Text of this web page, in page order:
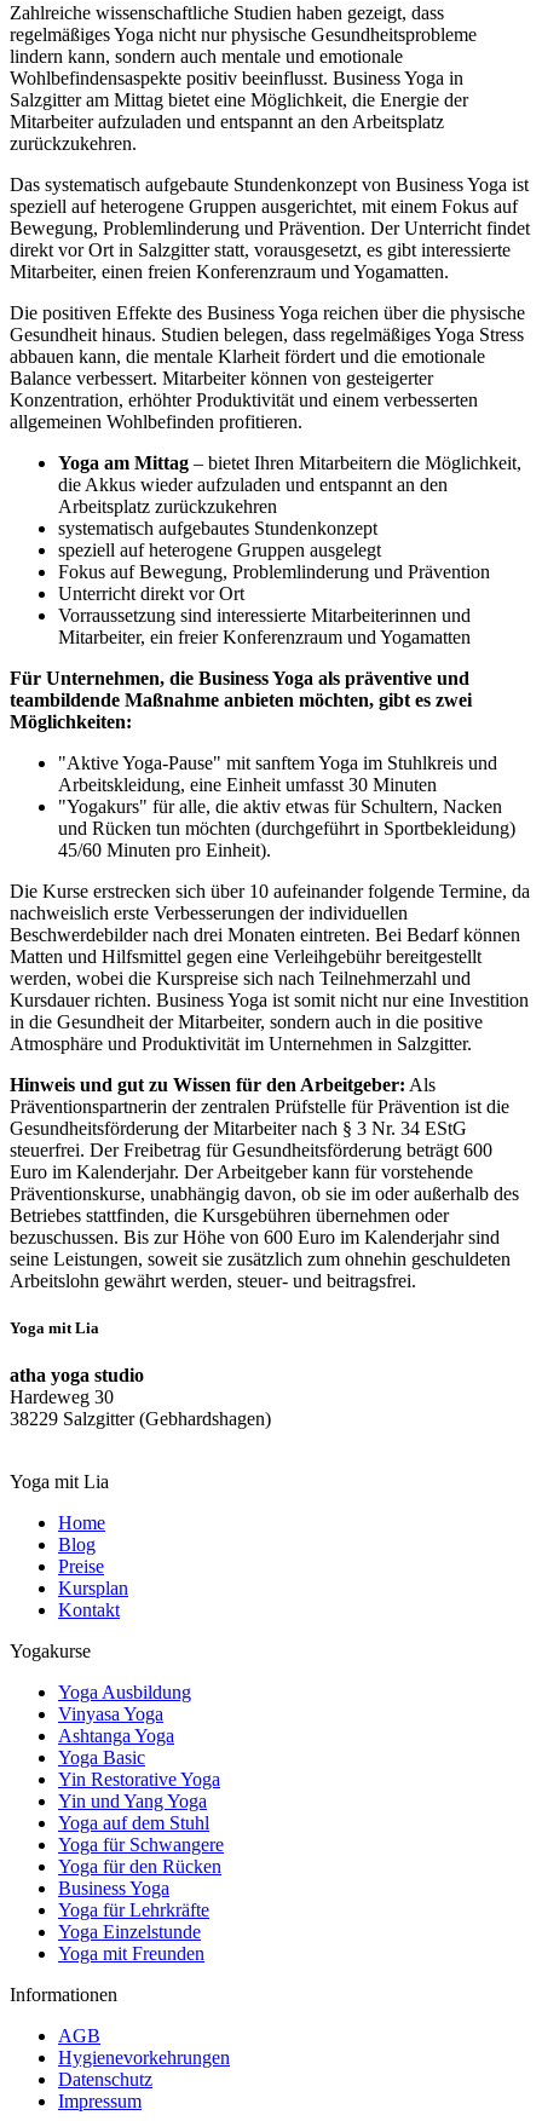
Zahlreiche wissenschaftliche Studien haben gezeigt, dass
regelmäßiges Yoga nicht nur physische Gesundheitsprobleme
lindern kann, sondern auch mentale und emotionale
Wohlbefindensaspekte positiv beeinflusst. Business Yoga in
Salzgitter am Mittag bietet eine Möglichkeit, die Energie der
Mitarbeiter aufzuladen und entspannt an den Arbeitsplatz
zurückzukehren.
Das systematisch aufgebaute Stundenkonzept von Business Yoga ist
speziell auf heterogene Gruppen ausgerichtet, mit einem Fokus auf
Bewegung, Problemlinderung und Prävention. Der Unterricht findet
direkt vor Ort in Salzgitter statt, vorausgesetzt, es gibt interessierte
Mitarbeiter, einen freien Konferenzraum und Yogamatten.
Die positiven Effekte des Business Yoga reichen über die physische
Gesundheit hinaus. Studien belegen, dass regelmäßiges Yoga Stress
abbauen kann, die mentale Klarheit fördert und die emotionale
Balance verbessert. Mitarbeiter können von gesteigerter
Konzentration, erhöhter Produktivität und einem verbesserten
allgemeinen Wohlbefinden profitieren.
Yoga am Mittag – bietet Ihren Mitarbeitern die Möglichkeit,
die Akkus wieder aufzuladen und entspannt an den
Arbeitsplatz zurückzukehren
systematisch aufgebautes Stundenkonzept
speziell auf heterogene Gruppen ausgelegt
Fokus auf Bewegung, Problemlinderung und Prävention
Unterricht direkt vor Ort
Vorraussetzung sind interessierte Mitarbeiterinnen und
Mitarbeiter, ein freier Konferenzraum und Yogamatten
Für Unternehmen, die Business Yoga als präventive und
teambildende Maßnahme anbieten möchten, gibt es zwei
Möglichkeiten:
"Aktive Yoga-Pause" mit sanftem Yoga im Stuhlkreis und
Arbeitskleidung, eine Einheit umfasst 30 Minuten
"Yogakurs" für alle, die aktiv etwas für Schultern, Nacken
und Rücken tun möchten (durchgeführt in Sportbekleidung)
45/60 Minuten pro Einheit).
Die Kurse erstrecken sich über 10 aufeinander folgende Termine, da
nachweislich erste Verbesserungen der individuellen
Beschwerdebilder nach drei Monaten eintreten. Bei Bedarf können
Matten und Hilfsmittel gegen eine Verleihgebühr bereitgestellt
werden, wobei die Kurspreise sich nach Teilnehmerzahl und
Kursdauer richten. Business Yoga ist somit nicht nur eine Investition
in die Gesundheit der Mitarbeiter, sondern auch in die positive
Atmosphäre und Produktivität im Unternehmen in Salzgitter.
Hinweis und gut zu Wissen für den Arbeitgeber: Als
Präventionspartnerin der zentralen Prüfstelle für Prävention ist die
Gesundheitsförderung der Mitarbeiter nach § 3 Nr. 34 EStG
steuerfrei. Der Freibetrag für Gesundheitsförderung beträgt 600
Euro im Kalenderjahr. Der Arbeitgeber kann für vorstehende
Präventionskurse, unabhängig davon, ob sie im oder außerhalb des
Betriebes stattfinden, die Kursgebühren übernehmen oder
bezuschussen. Bis zur Höhe von 600 Euro im Kalenderjahr sind
seine Leistungen, soweit sie zusätzlich zum ohnehin geschuldeten
Arbeitslohn gewährt werden, steuer- und beitragsfrei.
Yoga mit Lia
atha yoga studio
Hardeweg 30
38229 Salzgitter (Gebhardshagen)
Yoga mit Lia
Home
Blog
Preise
Kursplan
Kontakt
Yogakurse
Yoga Ausbildung
Vinyasa Yoga
Ashtanga Yoga
Yoga Basic
Yin Restorative Yoga
Yin und Yang Yoga
Yoga auf dem Stuhl
Yoga für Schwangere
Yoga für den Rücken
Business Yoga
Yoga für Lehrkräfte
Yoga Einzelstunde
Yoga mit Freunden
Informationen
AGB
Hygienevorkehrungen
Datenschutz
Impressum